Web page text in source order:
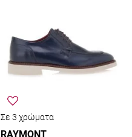
Σε 3 χρώματα
RAYMONT